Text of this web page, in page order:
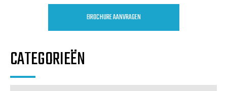
BROCHURE AANVRAGEN
CATEGORIEËN